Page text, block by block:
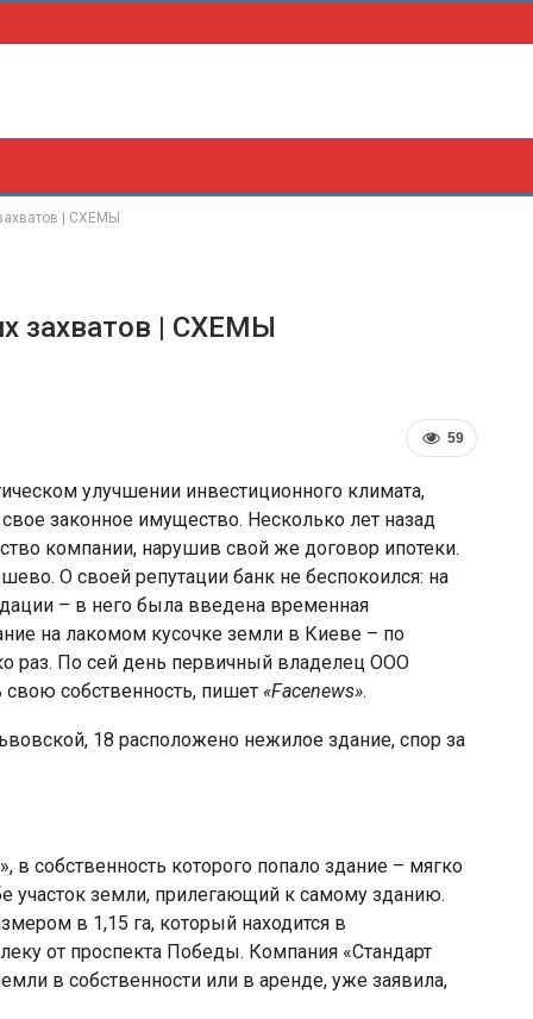
| СХЕМЫ
захватов | СХЕМЫ
59
улучшении инвестиционного климата,
законное имущество. Несколько лет назад
компании, нарушив свой же договор ипотеки.
О своей репутации банк не беспокоился: на
– в него была введена временная
на лакомом кусочке земли в Киеве – по
раз. По сей день первичный владелец ООО
собственность, пишет «Facenews».
18 расположено нежилое здание, спор за
собственность которого попало здание – мягко
участок земли, прилегающий к самому зданию.
в 1,15 га, который находится в
от проспекта Победы. Компания «Стандарт
в собственности или в аренде, уже заявила,